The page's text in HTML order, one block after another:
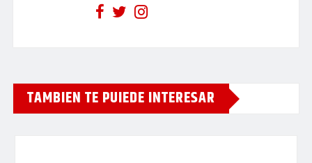
TAMBIEN TE PUIEDE INTERESAR